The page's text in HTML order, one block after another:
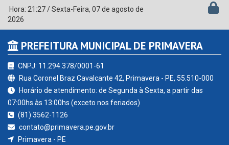
Hora: 21:27/Sexta-Feira, 07 de agosto de
2026
PREFEITURA MUNICIPAL DE PRIMAVERA
CNPJ: 11.294.378/0001-61
Rua Coronel Braz Cavalcante 42, Primavera - PE, 55.510-000
Horário de atendimento: de Segunda à Sexta, a partir das
07:00hs às 13:00hs (exceto nos feriados)
(81) 3562-1126
contato@primavera.pe.gov.br
Primavera - PE